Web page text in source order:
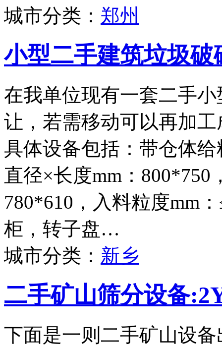
城市分类： 郑州
小型二手建筑垃圾破
在我单位现有一套二手
让，若需移动可以再加
具体设备包括：带仓体
直径×长度mm：
780*610，入料粒度mm
柜，转子盘…
城市分类： 新乡
二手矿山筛分设备
下面是一则二手矿山设